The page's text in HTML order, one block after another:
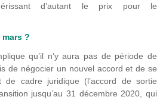
d’autant le prix pour le
?
qu’il n’y aura pas de période de
de négocier un nouvel accord et de se
de cadre juridique (l’accord de sortie
jusqu’au 31 décembre 2020, qui